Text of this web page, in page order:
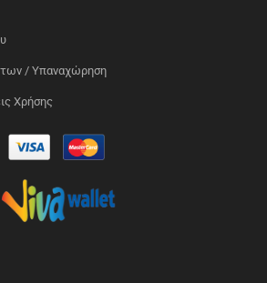
/ Υπαναχώρηση
Χρήσης